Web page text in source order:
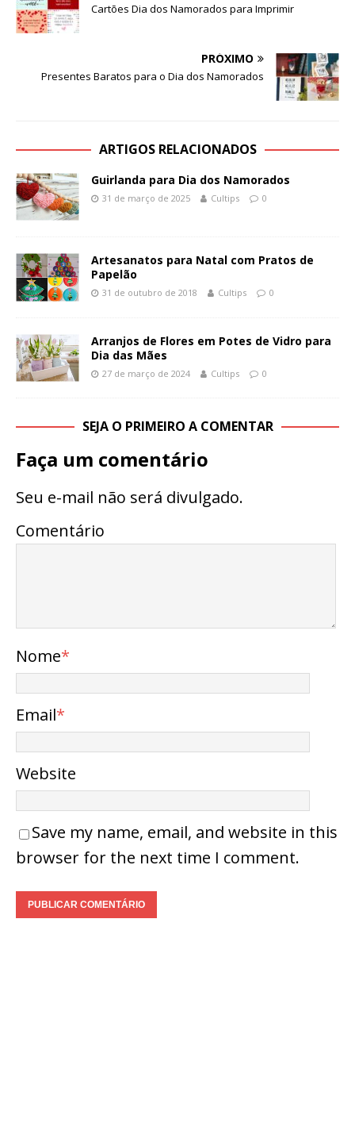
Cartões Dia dos Namorados para Imprimir
PRÓXIMO
Presentes Baratos para o Dia dos Namorados
ARTIGOS RELACIONADOS
Guirlanda para Dia dos Namorados
31 de março de 2025 Cultips 0
Artesanatos para Natal com Pratos de
Papelão
31 de outubro de 2018 Cultips 0
Arranjos de Flores em Potes de Vidro para
Dia das Mães
27 de março de 2024 Cultips 0
SEJA O PRIMEIRO A COMENTAR
Faça um comentário
Seu e-mail não será divulgado.
Comentário
Nome*
Email*
Website
Save my name, email, and website in this
browser for the next time I comment.